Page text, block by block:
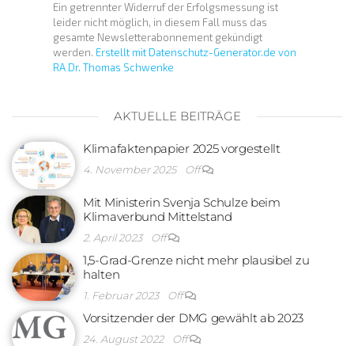
Ein getrennter Widerruf der Erfolgsmessung ist
leider nicht möglich, in diesem Fall muss das
gesamte Newsletterabonnement gekündigt
werden. Erstellt mit Datenschutz-Generator.de von
RA Dr. Thomas Schwenke
AKTUELLE BEITRÄGE
Klimafaktenpapier 2025 vorgestellt
4. November 2025 Off
Mit Ministerin Svenja Schulze beim
Klimaverbund Mittelstand
2. April 2023 Off
1,5-Grad-Grenze nicht mehr plausibel zu
halten
1. Februar 2023 Off
Vorsitzender der DMG gewählt ab 2023
24. August 2022 Off